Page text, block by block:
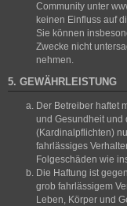
Community unter
keinen Einfluss auf
Sie können
Zwecke nicht
nehmen.
5. GEWÄHRLEISTUNG
Der Betreiber haftet
und Gesundheit und
(Kardinalpflichten)
fahrlässiges
Folgeschäden wie
Die Haftung ist
grob fahrlässigem
Leben, Körper und